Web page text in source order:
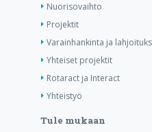
Nuorisovaihto
Projektit
Varainhankinta ja
Yhteiset projektit
Rotaract ja Interact
Yhteistyö
Tule mukaan